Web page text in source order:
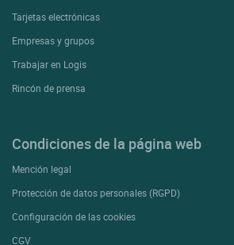
Tarjetas electrónicas
Empresas y grupos
Trabajar en Logis
Rincón de prensa
Condiciones de la página web
Mención legal
Protección de datos personales (RGPD)
Configuración de las cookies
CGV